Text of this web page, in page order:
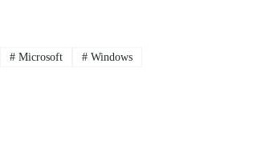
#Microsoft #Windows